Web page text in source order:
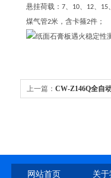
悬挂荷载： 7、 10、 12、 15
煤气管2米，含卡箍2件；
上一篇： CW-Z146Q全自
网站首页 关